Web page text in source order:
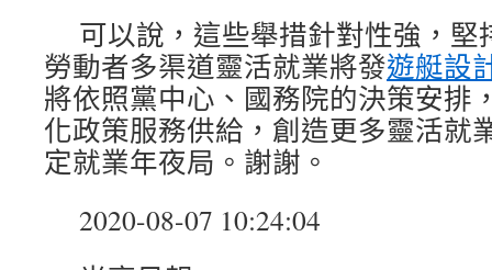
可以說，這些舉措針對性強，
勞動者多渠道靈活就業將發遊艇設
將依照黨中心、國務院的決策安排
化政策服務供給，創造更多靈活就
定就業年夜局。謝謝。
2020-08-07 10:24:04